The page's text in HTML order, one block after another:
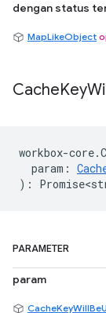
dengan status
MapLikeObject
CacheKey
workbox-core.
param :
) :
PARAMETER
param